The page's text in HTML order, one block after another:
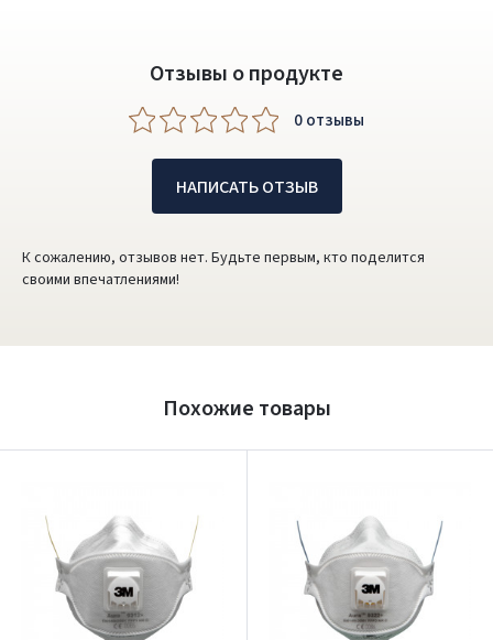
Отзывы о продукте
0 oтзывы
НАПИСАТЬ ОТЗЫВ
К сожалению, отзывов нет. Будьте первым, кто поделится
своими впечатлениями!
Похожие товары